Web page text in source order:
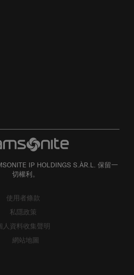
切權利。
私隱政策
個人資料收集聲明
網站地圖